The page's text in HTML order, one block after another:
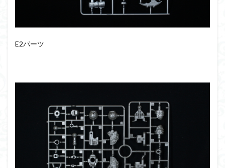
E2パーツ